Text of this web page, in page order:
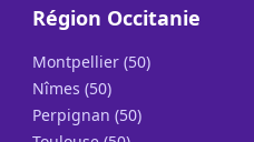
Région Occitanie
Montpellier (50)
Nîmes (50)
Perpignan (50)